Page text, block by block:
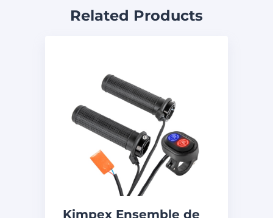
Related Products
Kimpex Ensemble de